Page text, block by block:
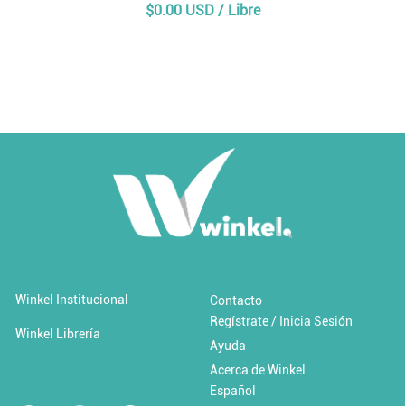
$0.00 USD / Libre
Cambio climático y desastres
$0.00 USD / Libre
Winkel Institucional
Winkel Librería
Contacto
Regístrate / Inicia Sesión
Ayuda
Acerca de Winkel
Español